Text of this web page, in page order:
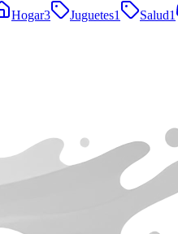
Hogar3 Juguetes1 Salud1